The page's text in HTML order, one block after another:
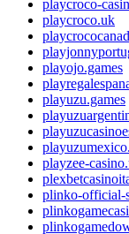
playcroco-
playcroco.uk
playojo.games
playuzu.games
playzee-
plinko-official-